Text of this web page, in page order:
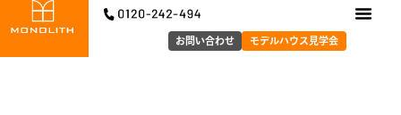
容
モデルハウス見学会
お問い合わせ